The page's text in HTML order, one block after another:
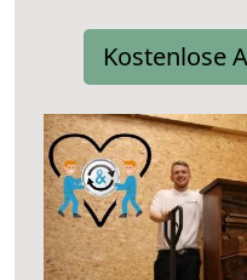
Kostenlose